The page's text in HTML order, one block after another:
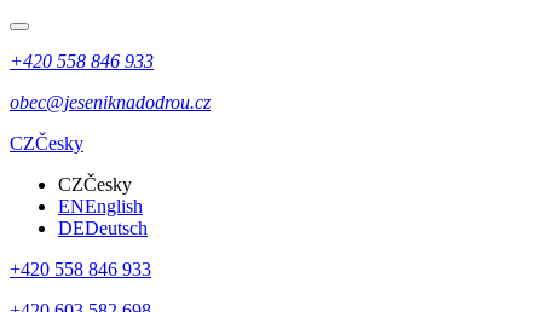
+420 558 846 933
obec@jeseniknadodrou.cz
CZČesky
CZČesky
ENEnglish
DEDeutsch
+420 558 846 933